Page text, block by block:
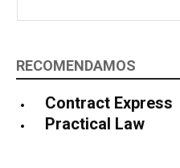
RECOMENDAMOS
Contract Express
Practical Law